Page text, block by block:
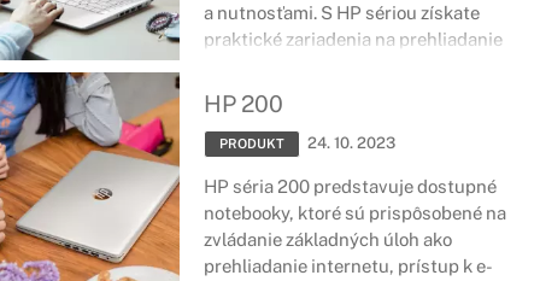
a nutnosťami. S HP sériou získate
praktické zariadenia na prehliadanie
HP 200
PRODUKT 24. 10. 2023
HP séria 200 predstavuje dostupné
notebooky, ktoré sú prispôsobené na
zvládanie základných úloh ako
prehliadanie internetu, prístup k e-